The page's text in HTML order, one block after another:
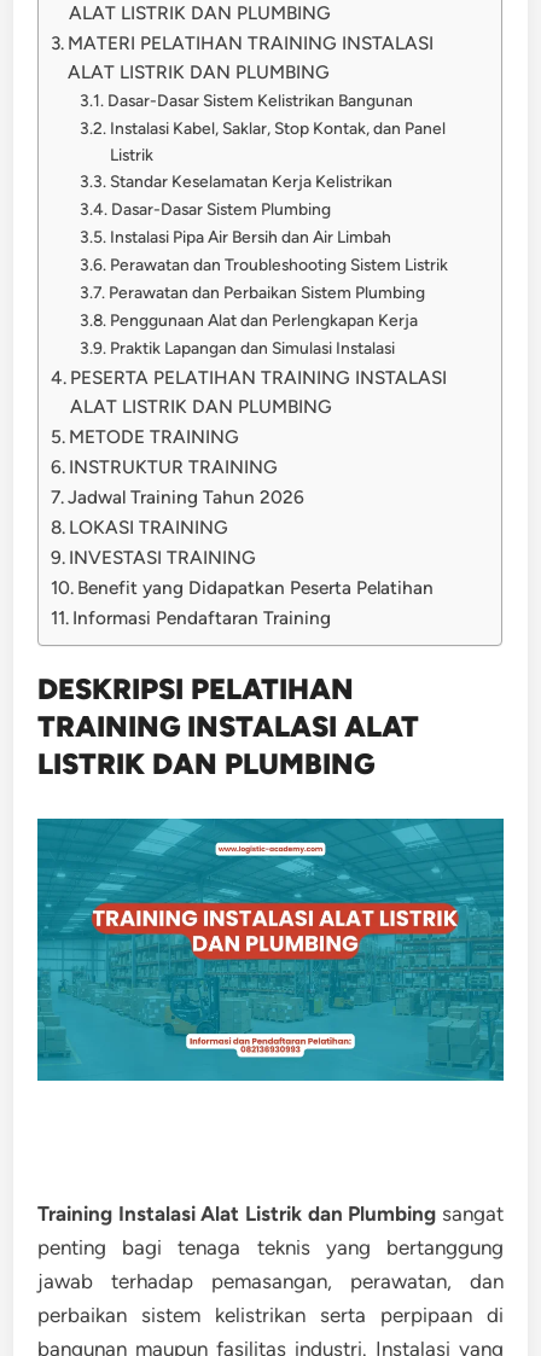
ALAT LISTRIK DAN PLUMBING
MATERI PELATIHAN TRAINING INSTALASI
ALAT LISTRIK DAN PLUMBING
Dasar-Dasar Sistem Kelistrikan Bangunan
Instalasi Kabel, Saklar, Stop Kontak, dan Panel
Listrik
Standar Keselamatan Kerja Kelistrikan
Dasar-Dasar Sistem Plumbing
Instalasi Pipa Air Bersih dan Air Limbah
Perawatan dan Troubleshooting Sistem Listrik
Perawatan dan Perbaikan Sistem Plumbing
Penggunaan Alat dan Perlengkapan Kerja
Praktik Lapangan dan Simulasi Instalasi
PESERTA PELATIHAN TRAINING INSTALASI
ALAT LISTRIK DAN PLUMBING
METODE TRAINING
INSTRUKTUR TRAINING
Jadwal Training Tahun 2026
LOKASI TRAINING
INVESTASI TRAINING
Benefit yang Didapatkan Peserta Pelatihan
Informasi Pendaftaran Training
DESKRIPSI PELATIHAN
TRAINING INSTALASI ALAT
LISTRIK DAN PLUMBING
Training Instalasi Alat Listrik dan Plumbing sangat
penting bagi tenaga teknis yang bertanggung
jawab terhadap pemasangan, perawatan, dan
perbaikan sistem kelistrikan serta perpipaan di
bangunan maupun fasilitas industri. Instalasi yang